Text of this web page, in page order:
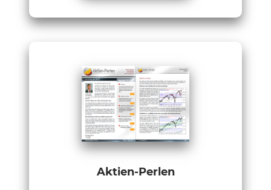
Aktien-Perlen